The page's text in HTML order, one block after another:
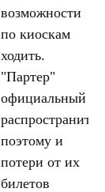
возможности
по киоскам
ходить.
"Партер"
официальный
поэтому и
потери от их
билетов